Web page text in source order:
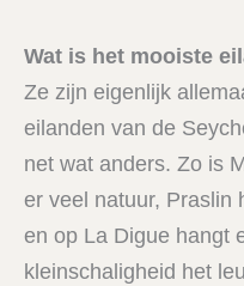
Wat is het mooiste
Ze zijn eigenlijk
eilanden van de
net wat anders. Zo is
er veel natuur, Praslin
en op La Digue hangt
kleinschaligheid het